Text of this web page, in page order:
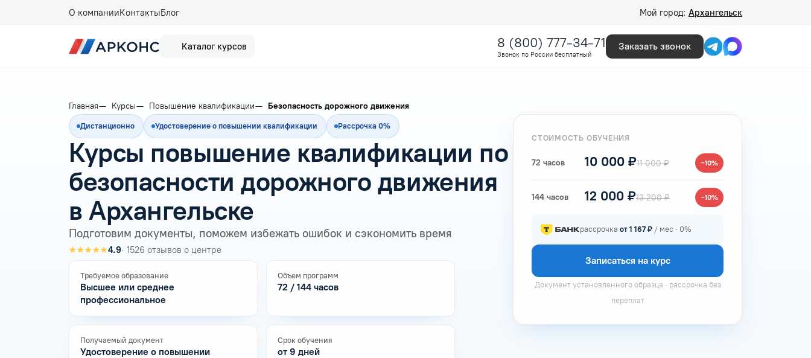
О компанииКонтактыБлог Мой город: Архангельск
Каталог курсов 8 (800) 777-34-71
Звонок по России бесплатный
Заказать звонок
Главная Курсы Повышение квалификации Безопасность дорожного движения
Дистанционно Удостоверение о повышении квалификации Рассрочка 0%
Курсы повышение квалификации по
безопасности дорожного движения
в Архангельске
Подготовим документы, поможем избежать ошибок и сэкономить время
★★★★★4.9· 1526 отзывов о центре
Требуемое образование
Высшее или среднее
профессиональное
Объем программ
72 / 144 часов
Получаемый документ
Удостоверение о повышении
Срок обучения
от 9 дней
СТОИМОСТЬ ОБУЧЕНИЯ
72 часов 10 000 ₽11 000 ₽ −10%
144 часов 12 000 ₽13 200 ₽ −10%
рассрочка от 1 167 ₽ / мес · 0%
Записаться на курс
Документ установленного образца · рассрочка без
переплат